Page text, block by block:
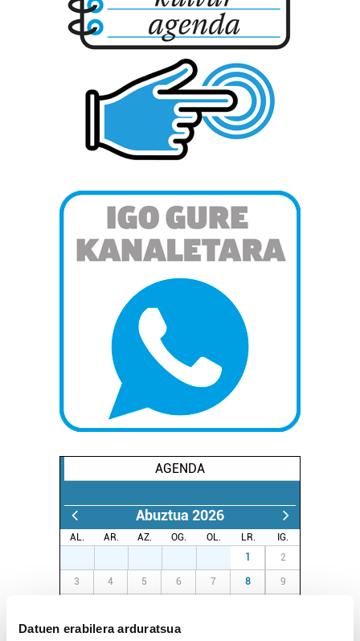
Datuen erabilera arduratsua
AGENDA
Abuztua 2026
AL. AR. AZ. OG. OL. LR.
IG.
1 2
3 4 5 6 7 8 9
17 18 19 20